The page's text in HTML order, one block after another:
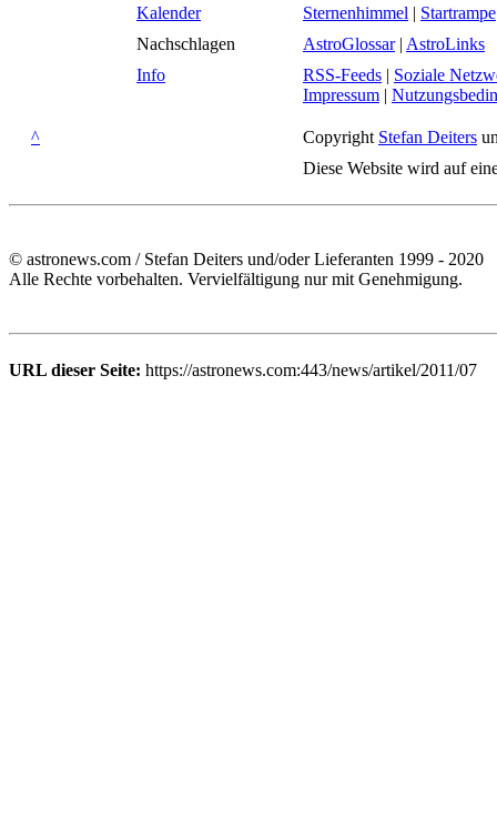
Kalender Sternenhimmel | Startrampe
Nachschlagen
AstroGlossar| AstroLinks
Info
RSS-Feeds | Soziale
Impressum |
^ Copyright Stefan Deiters
Diese Website wird auf
© astronews.com / Stefan Deiters und/oder Lieferanten 1999 - 2020
Alle Rechte vorbehalten. Vervielfältigung nur mit Genehmigung.
URL dieser Seite: https://astronews.com:443/news/artikel/2011/07